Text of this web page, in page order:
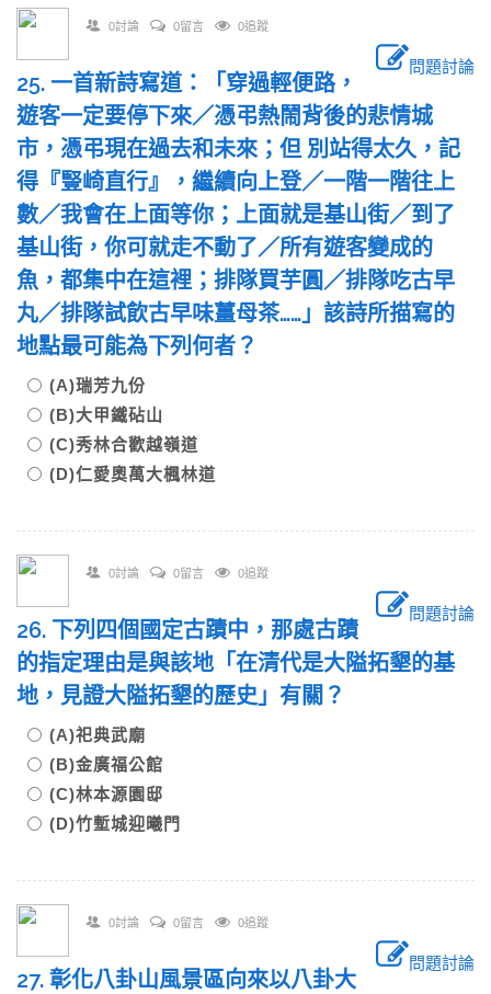
0討論 0留言 0追蹤
問題討論
25. 一首新詩寫道：「穿過輕便路，
遊客一定要停下來／憑弔熱鬧背後的悲情城
市，憑弔現在過去和未來；但 別站得太久，記
得『豎崎直行』，繼續向上登／一階一階往上
數／我會在上面等你；上面就是基山街／到了
基山街，你可就走不動了／所有遊客變成的
魚，都集中在這裡；排隊買芋圓／排隊吃古早
丸／排隊試飲古早味薑母茶……」該詩所描寫的
地點最可能為下列何者？
(A)瑞芳九份
(B)大甲鐵砧山
(C)秀林合歡越嶺道
(D)仁愛奧萬大楓林道
0討論 0留言 0追蹤
問題討論
26. 下列四個國定古蹟中，那處古蹟
的指定理由是與該地「在清代是大隘拓墾的基
地，見證大隘拓墾的歷史」有關？
(A)祀典武廟
(B)金廣福公館
(C)林本源園邸
(D)竹塹城迎曦門
0討論 0留言 0追蹤
問題討論
27. 彰化八卦山風景區向來以八卦大